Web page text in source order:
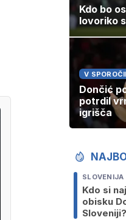
Kdo bo
lovoriko
V
Dončić
potrdil
igrišča
SLOVENIJA
Kdo si
obisku
Sloveniji?